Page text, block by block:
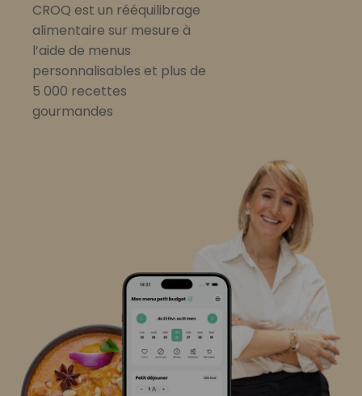
CROQ est un rééquilibrage
alimentaire sur mesure à
l’aide de menus
personnalisables et plus de
5 000 recettes
gourmandes